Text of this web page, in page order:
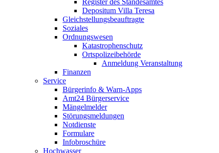
Depositum Villa Teresa
Gleichstellungsbeauftragte
Soziales
Ordnungswesen
Katastrophenschutz
Ortspolizeibehörde
Anmeldung Veranstaltung
Finanzen
Service
Bürgerinfo & Warn-Apps
Amt24 Bürgerservice
Mängelmelder
Störungsmeldungen
Notdienste
Formulare
Infobroschüre
Hochwasser